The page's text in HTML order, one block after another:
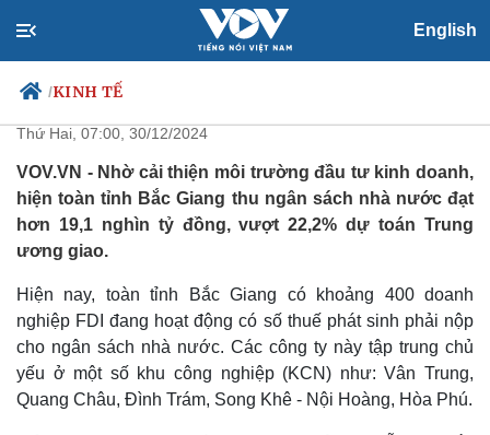
English
/KINH TẾ
Chính trị
Đảng
Tổ chức nhân sự
Nhận diện sự thật
Xã hội
Tin 24h
Dấu ấn VOV
Việc làm
Biển đảo
Vượt khó thu ngân sách từ
doanh nghiệp FDI ở Bắc Giang
Thứ Hai, 07:00, 30/12/2024
VOV.VN - Nhờ cải thiện môi trường đầu tư kinh doanh,
hiện toàn tỉnh Bắc Giang thu ngân sách nhà nước đạt
hơn 19,1 nghìn tỷ đồng, vượt 22,2% dự toán Trung
ương giao.
Hiện nay, toàn tỉnh Bắc Giang có khoảng 400 doanh
nghiệp FDI đang hoạt động có số thuế phát sinh phải nộp
cho ngân sách nhà nước. Các công ty này tập trung chủ
yếu ở một số khu công nghiệp (KCN) như: Vân Trung,
Quang Châu, Đình Trám, Song Khê - Nội Hoàng, Hòa Phú.